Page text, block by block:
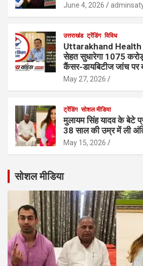
June 4, 2026
उत्तराखंड ट्रेंडिंग विविध
Uttarakhand Health
सेहत सुधारेगा 1075
कैंसर-डायबिटीज जांच पर
May 27, 2026
ट्रेंडिंग सोशल मीडिया
मुलायम सिंह यादव के बेटे
38 साल की उम्र में ली
May 15, 2026
सोशल मीडिया